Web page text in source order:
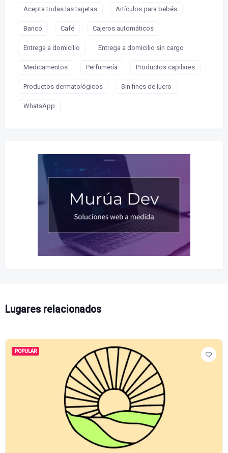
Acepta todas las tarjetas Artículos para bebés
Banco Café Cajeros automáticos
Entrega a domicilio Entrega a domicilio sin cargo
Medicamentos Perfumería Productos capilares
Productos dermatológicos Sin fines de lucro
WhatsApp
Lugares relacionados
POPULAR